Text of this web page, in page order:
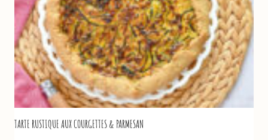
TARTE RUSTIQUE AUX COURGETTES & PARMESAN